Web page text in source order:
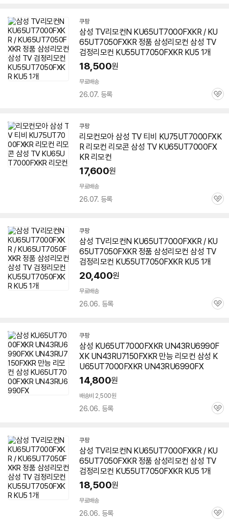
쿠팡
삼성 TV리모컨N KU65UT7000FXKR/ KU
65UT7050FXKR 정품 삼성리모컨 삼성 TV
검정리모컨 KU55UT7050FXKR KU5 1개
18,500원
무료배송
26.07. 등록
관
쿠팡
리모컨모아 삼성 TV 티비 KU75UT7000FXK
R 리모컨 리모콘 삼성 TV KU65UT7000FX
KR리모컨
17,600원
무료배송
26.07. 등록
관
쿠팡
삼성 TV리모컨N KU65UT7000FXKR/ KU
65UT7050FXKR 정품 삼성리모컨 삼성 TV
검정리모컨 KU55UT7050FXKR KU5 1개
20,400원
무료배송
26.06. 등록
관
쿠팡
삼성 KU65UT7000FXKRUN43RU6990F
XK UN43RU7150FXKR 만능 리모컨 삼성 K
U65UT7000FXKRUN43RU6990FX
14,800원
배송비 2,500원
26.06. 등록
관
쿠팡
삼성 TV리모컨N KU65UT7000FXKR/ KU
65UT7050FXKR 정품 삼성리모컨 삼성 TV
검정리모컨 KU55UT7050FXKR KU5 1개
18,500원
무료배송
26.06. 등록
관